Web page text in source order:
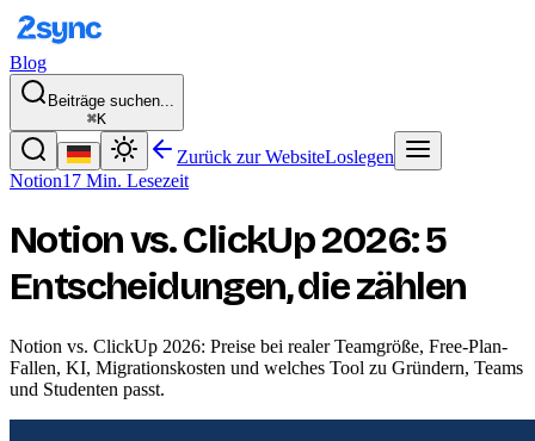
Blog
Beiträge suchen...
⌘K
Zurück zur WebsiteLoslegen
Notion17 Min. Lesezeit
Notion vs. ClickUp 2026: 5
Entscheidungen, die zählen
Notion vs. ClickUp 2026: Preise bei realer Teamgröße, Free-Plan-
Fallen, KI, Migrationskosten und welches Tool zu Gründern, Teams
und Studenten passt.